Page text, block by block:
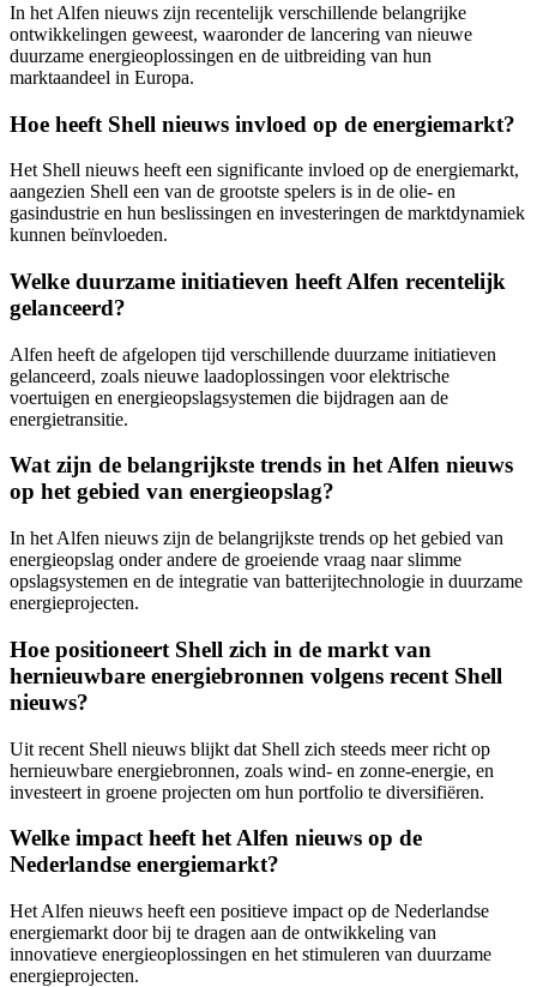
In het Alfen nieuws zijn recentelijk verschillende belangrijke
ontwikkelingen geweest, waaronder de lancering van nieuwe
duurzame energieoplossingen en de uitbreiding van hun
marktaandeel in Europa.
Hoe heeft Shell nieuws invloed op de energiemarkt?
Het Shell nieuws heeft een significante invloed op de energiemarkt,
aangezien Shell een van de grootste spelers is in de olie- en
gasindustrie en hun beslissingen en investeringen de marktdynamiek
kunnen beïnvloeden.
Welke duurzame initiatieven heeft Alfen recentelijk
gelanceerd?
Alfen heeft de afgelopen tijd verschillende duurzame initiatieven
gelanceerd, zoals nieuwe laadoplossingen voor elektrische
voertuigen en energieopslagsystemen die bijdragen aan de
energietransitie.
Wat zijn de belangrijkste trends in het Alfen nieuws
op het gebied van energieopslag?
In het Alfen nieuws zijn de belangrijkste trends op het gebied van
energieopslag onder andere de groeiende vraag naar slimme
opslagsystemen en de integratie van batterijtechnologie in duurzame
energieprojecten.
Hoe positioneert Shell zich in de markt van
hernieuwbare energiebronnen volgens recent Shell
nieuws?
Uit recent Shell nieuws blijkt dat Shell zich steeds meer richt op
hernieuwbare energiebronnen, zoals wind- en zonne-energie, en
investeert in groene projecten om hun portfolio te diversifiëren.
Welke impact heeft het Alfen nieuws op de
Nederlandse energiemarkt?
Het Alfen nieuws heeft een positieve impact op de Nederlandse
energiemarkt door bij te dragen aan de ontwikkeling van
innovatieve energieoplossingen en het stimuleren van duurzame
energieprojecten.